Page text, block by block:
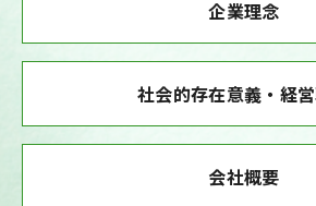
企業理念
社会的存在意義・経
会社概要